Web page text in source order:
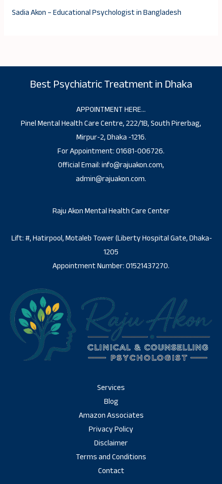
Sadia Akon – Educational Psychologist in Bangladesh
Best Psychiatric Treatment in Dhaka
APPOINTMENT HERE…
Pinel Mental Health Care Centre, 222/1B, South Pirerbag,
Mirpur-2, Dhaka -1216.
For Appointment: 01681-006726.
Official Email: info@rajuakon.com,
admin@rajuakon.com.
Raju Akon Mental Health Care Center
Lift: #, Hatirpool, Motaleb Tower (Liberty Hospital Gate, Dhaka-
1205
Appointment Number: 01521437270.
Services
Blog
Amazon Associates
Privacy Policy
Disclaimer
Terms and Conditions
Contact